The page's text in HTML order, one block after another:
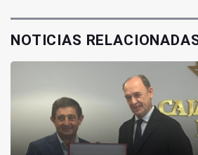
NOTICIAS